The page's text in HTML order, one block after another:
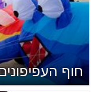
חוף